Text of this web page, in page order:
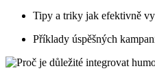
Tipy a triky jak efektivně
Příklady úspěšných